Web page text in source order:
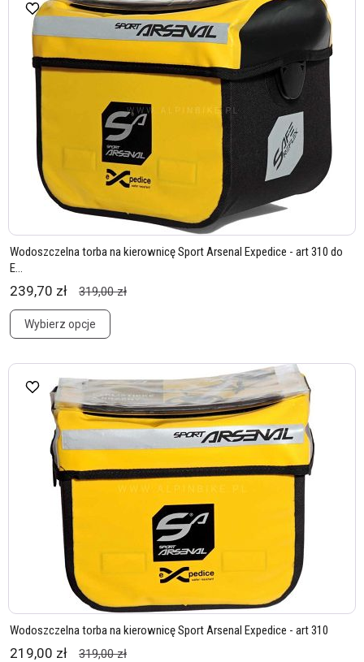
Wodoszczelna torba na kierownicę Sport Arsenal Expedice - art 310 do
E...
239,70 zł 319,00 zł
Wybierz opcje
Wodoszczelna torba na kierownicę Sport Arsenal Expedice - art 310
219,00 zł 319,00 zł